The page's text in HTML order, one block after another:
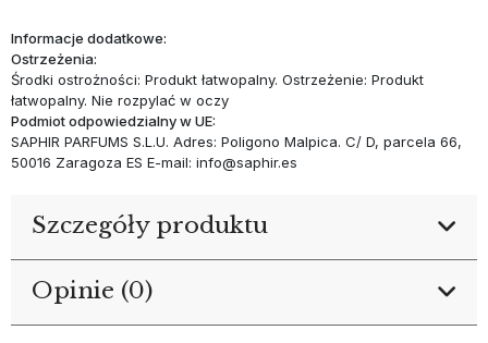
Informacje dodatkowe:
Ostrzeżenia:
Środki ostrożności: Produkt łatwopalny. Ostrzeżenie: Produkt
łatwopalny. Nie rozpylać w oczy
Podmiot odpowiedzialny w UE:
SAPHIR PARFUMS S.L.U. Adres: Poligono Malpica. C/ D, parcela 66,
50016 Zaragoza ES E-mail: info@saphir.es
Szczegóły produktu
Opinie (0)